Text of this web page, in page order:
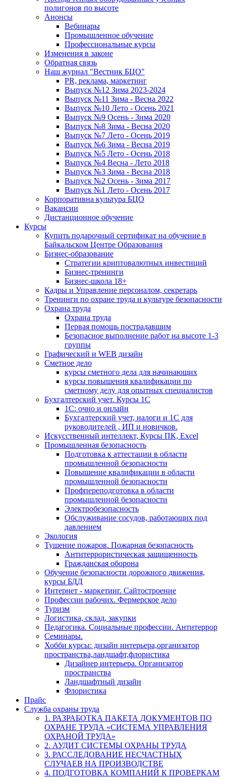
полигонов по высоте
Анонсы
Вебинары
Промышленное обучение
Профессиональные курсы
Изменения в законе
Обратная связь
Наш журнал "Вестник БЦО"
PR, реклама, маркетинг
Выпуск №12 Зима 2023-2024
Выпуск №11 Зима - Весна 2022
Выпуск №10 Лето - Осень 2021
Выпуск №9 Осень - Зима 2020
Выпуск №8 Зима - Весна 2020
Выпуск №7 Лето - Осень 2019
Выпуск №6 Зима - Весна 2019
Выпуск №5 Лето - Осень 2018
Выпуск №4 Весна - Лето 2018
Выпуск №3 Зима - Весна 2018
Выпуск №2 Осень - Зима 2017
Выпуск №1 Лето - Осень 2017
Корпоративна культура БЦО
Вакансии
Дистанционное обучение
Курсы
Купить подарочный сертификат на обучение в
Байкальском Центре Образования
Бизнес-образование
Стратегии криптовалютных инвестиций
Бизнес-тренинги
Бизнес-школа 18+
Кадры и Управление персоналом, секретарь
Тренинги по охране труда и культуре безопасности
Охрана труда
Охрана труда
Первая помощь пострадавшим
Безопасное выполнение работ на высоте 1-3
группы
Графический и WEB дизайн
Сметное дело
курсы сметного дела для начинающих
курсы повышения квалификации по
сметному делу для опытных специалистов
Бухгалтерский учет. Курсы 1С
1С: очно и онлайн
Бухгалтерский учет, налоги и 1С для
руководителей , ИП и новичков.
Искусственный интеллект, Курсы ПК, Excel
Промышленная безопасность
Подготовка к аттестации в области
промышленной безопасности
Повышение квалификации в области
промышленной безопасности
Профпереподготовка в области
промышленной безопасности
Электробезопасность
Обслуживание сосудов, работающих под
давлением
Экология
Тушение пожаров. Пожарная безопасность
Антитеррористическая защищенность
Гражданская оборона
Обучение безопасности дорожного движения,
курсы БДД
Интернет - маркетинг. Сайтостроение
Профессии рабочих. Фермерское дело
Туризм
Логистика, склад, закупки
Педагогика. Социальные профессии. Антитеррор
Семинары.
Хобби курсы: дизайн интерьера,организатор
пространства,ландшафт,флористика
Дизайнер интерьера. Организатор
пространства
Ландшафтный дизайн
Флористика
Прайс
Служба охраны труда
1. РАЗРАБОТКА ПАКЕТА ДОКУМЕНТОВ ПО
ОХРАНЕ ТРУДА «СИСТЕМА УПРАВЛЕНИЯ
ОХРАНОЙ ТРУДА»
2. АУДИТ СИСТЕМЫ ОХРАНЫ ТРУДА
3. РАССЛЕДОВАНИЕ НЕСЧАСТНЫХ
СЛУЧАЕВ НА ПРОИЗВОДСТВЕ
4. ПОДГОТОВКА КОМПАНИЙ К ПРОВЕРКАМ